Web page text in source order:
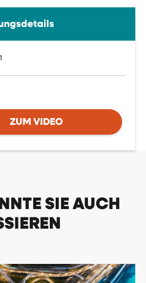
ZUM VIDEO
SIE AUCH